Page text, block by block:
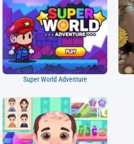
Super World Adventure